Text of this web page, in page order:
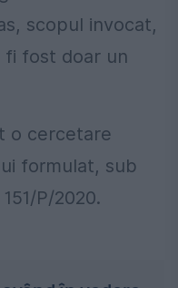
scopul invocat,
fi fost doar un
o cercetare
formulat, sub
P/2020.